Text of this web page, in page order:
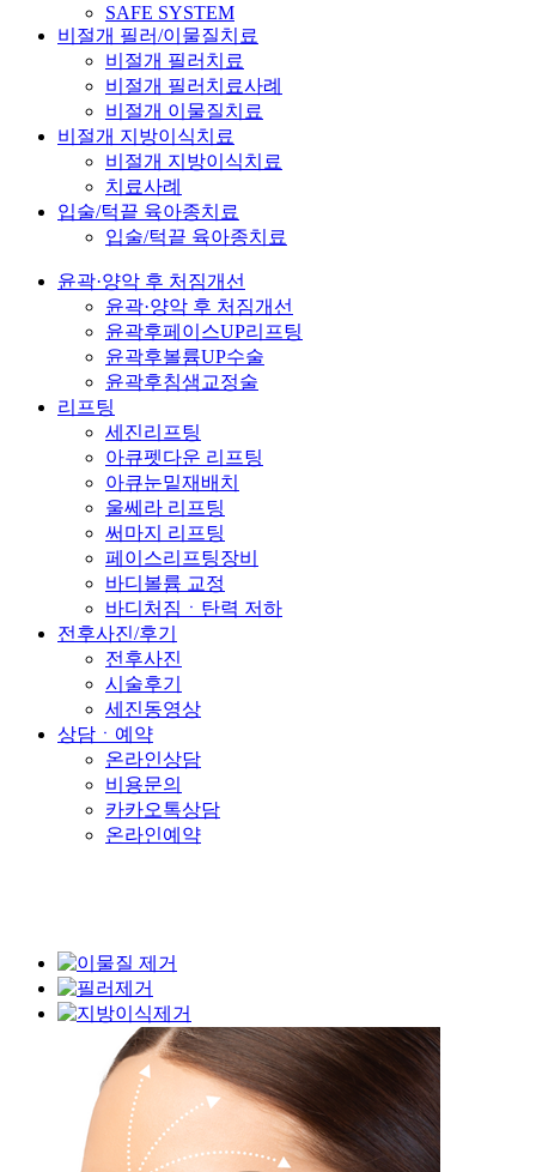
SAFE SYSTEM
비절개 필러/이물질치료
비절개 필러치료
비절개 필러치료사례
비절개 이물질치료
비절개 지방이식치료
비절개 지방이식치료
치료사례
입술/턱끝 육아종치료
입술/턱끝 육아종치료
윤곽·양악 후 처짐개선
윤곽·양악 후 처짐개선
윤곽후페이스UP리프팅
윤곽후볼륨UP수술
윤곽후침샘교정술
리프팅
세진리프팅
아큐펫다운 리프팅
아큐눈밑재배치
울쎄라 리프팅
써마지 리프팅
페이스리프팅장비
바디볼륨 교정
바디처짐ㆍ탄력 저하
전후사진/후기
전후사진
시술후기
세진동영상
상담ㆍ예약
온라인상담
비용문의
카카오톡상담
온라인예약